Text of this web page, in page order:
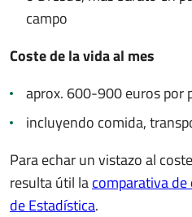
campo
Coste de la vida al mes
aprox. 600-900 euros por
incluyendo comida,
Para echar un vistazo al
resulta útil lacomparativa
de Estadística.